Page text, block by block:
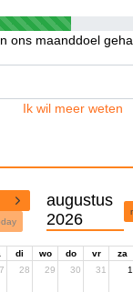
ons maanddoel
Ik wil meer weten
augustus
2026
di wo do vr za
28 29 30 31 1